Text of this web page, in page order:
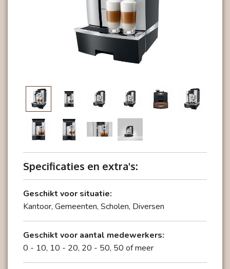
melk en melkschuim verfijnde trendspecialiteiten
dankzij de technologie voor microschuim altijd tot in
de perfectie lukken. Voor koffiespecialiteiten in een
recordtijd zorgt de Speed-functie. Waar de GIGA
X3c is voorzien van een vaste wateraansluiting,
blijft dankzij het grote bonenreservoir met een
inhoud van 1 kg en aroma-beschermdeksel
alsmede de optionele set afvoer
koffieresidu/restwater tot een minimum beperkt.
de kwaliteit – dat is de GIGA X3c. De bediening via
het pregnante, 4,3" grote touchscreen-
intuïtief. Duidelijk te begrijpen, moderne grafische
afbeeldingen tonen zelfs ongeoefende gebruikers
wat ze moeten doen. De restwaterbak is geschikt
voor de vaatwasser en kan met één hand worden
weggenomen en geleegd. Doordat het
zwaartepunt optimaal ligt, wordt er niets naast
Specificaties en extra's:
Geschikt voor situatie:
Kantoor, Gemeenten, Scholen, Diversen
Geschikt voor aantal medewerkers:
0 - 10, 10 - 20, 20 - 50, 50 of meer